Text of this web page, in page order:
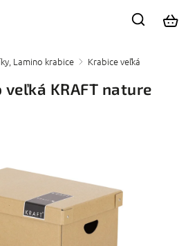
Lamino krabice / Krabice veľká
KRAFT nature